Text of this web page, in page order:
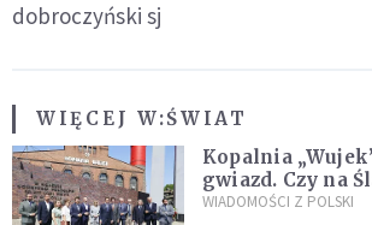
dobroczyński sj
WIĘCEJ W:ŚWIAT
Kopalnia
gwiazd. Czy na
„Dolina
WIADOMOŚCI Z POLSKI